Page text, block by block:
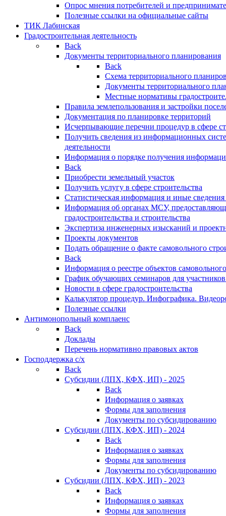
Опрос мнения потребителей и
Полезные ссылки на официальные сайты
ТИК Лабинская
Градостроительная деятельность
Back
Документы территориального планирования
Back
Схема территориального
Документы территориального
Местные нормативы
Правила землепользования и застройки
Документация по планировке территорий
Исчерпывающие перечни процедур в сфере
Получить сведения из информационных
деятельности
Информация о порядке получения
Back
Приобрести земельный участок
Получить услугу в сфере строительства
Статистическая информация и иные сведения
Информация об органах МСУ,
градостроительства и строительства
Экспертиза инженерных изысканий и
Проекты документов
Подать обращение о факте самовольного
Back
Информация о реестре объектов
График обучающих семинаров для участников
Новости в сфере градостроительства
Калькулятор процедур. Инфографика.
Полезные ссылки
Антимонопольный комплаенс
Back
Доклады
Перечень нормативно правовых актов
Господдержка с/х
Back
Субсидии (ЛПХ, КФХ, ИП) - 2025
Back
Информация о заявках
Формы для заполнения
Документы по субсидированию
Субсидии (ЛПХ, КФХ, ИП) - 2024
Back
Информация о заявках
Формы для заполнения
Документы по субсидированию
Субсидии (ЛПХ, КФХ, ИП) - 2023
Back
Информация о заявках
Формы для заполнения